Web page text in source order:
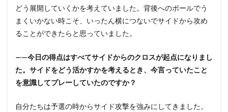
どう展開していくかを考えていました。背後へのボールでう
まくいかない時こそ、いったん横につないでサイドから攻め
ることができたらと思っていました。
——今日の得点はすべてサイドからのクロスが起点になりまし
た。サイドをどう活かすかを考えるとき、今言っていたこと
を意識してプレーしていたのですか？
自分たちは予選の時からサイド攻撃を強みにしてきました。